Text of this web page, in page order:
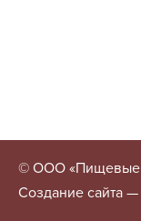
© ООО «Пищевые
Создание сайта